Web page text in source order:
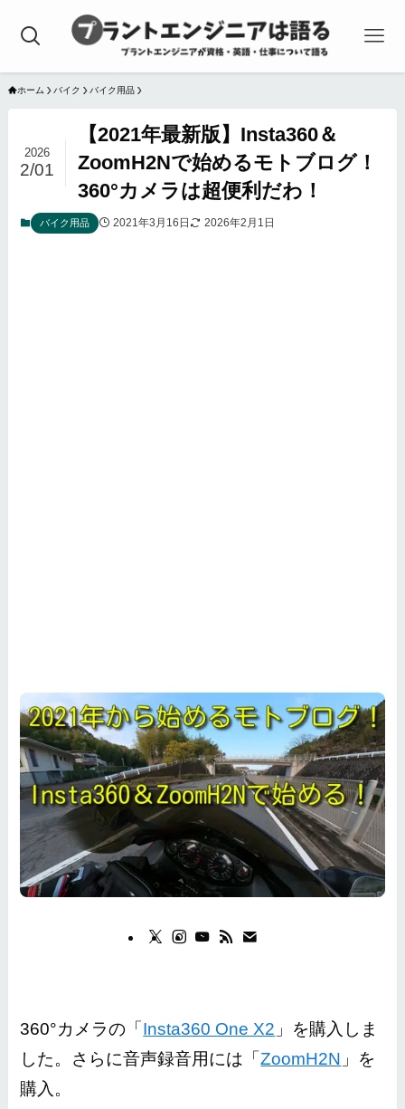
ホーム バイク バイク用品
【2021年最新版】Insta360＆
ZoomH2Nで始めるモトブログ！
360°カメラは超便利だわ！
2026
2/01
バイク用品 2021年3月16日 2026年2月1日
360°カメラの「Insta360 One X2 」を購入しま
した。さらに音声録音用には「ZoomH2N 」を
購入。